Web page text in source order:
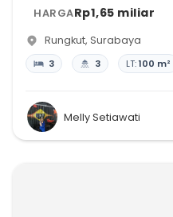
HARGARp1,65 miliar
Rungkut, Surabaya
3 3 LT:100 m²
Melly Setiawati